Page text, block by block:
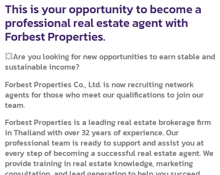
This is your opportunity to become a
professional real estate agent with
Forbest Properties.
💥Are you looking for new opportunities to earn stable and
sustainable income?
Forbest Properties Co., Ltd. is now recruiting network
agents for those who meet our qualifications to join our
team.
Forbest Properties is a leading real estate brokerage firm
in Thailand with over 32 years of experience. Our
professional team is ready to support and assist you at
every step of becoming a successful real estate agent. We
provide training in real estate knowledge, marketing